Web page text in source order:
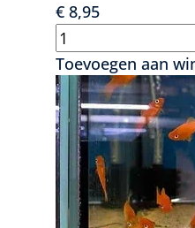
€ 8,95
Thorichthys
ellioti
(4
-
5
cm)
aantal
Toevoegen aan